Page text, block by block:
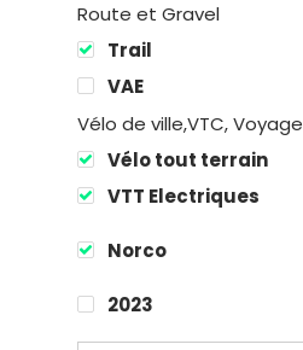
Route et Gravel
Trail
VAE
Vélo de ville,VTC, Voyage
Vélo tout terrain
VTT Electriques
Norco
2023